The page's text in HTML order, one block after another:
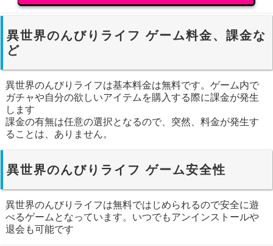
異世界のんびりライフ ゲーム料金、課金な
ど
異世界のんびりライフは基本料金は無料です。ゲーム内で
ガチャや自分の欲しいアイテムを購入する際に課金が発生
します
課金の有無は任意の選択となるので、突然、料金が発生す
ることは、ありません。
異世界のんびりライフ ゲーム安全性
異世界のんびりライフは無料ではじめられるので安全に遊
べるゲームとなっています。いつでもアンインストールや
退会も可能です